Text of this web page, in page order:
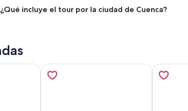
¿Qué incluye el tour por la ciudad de Cuenca?